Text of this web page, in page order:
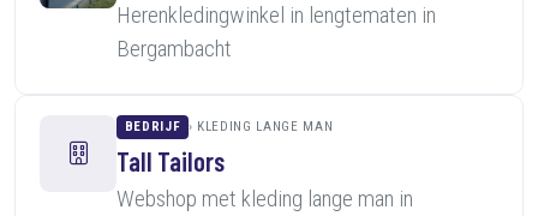
Herenkledingwinkel in lengtematen in
Bergambacht
BEDRIJF KLEDING LANGE MAN
Tall Tailors
Webshop met kleding lange man in